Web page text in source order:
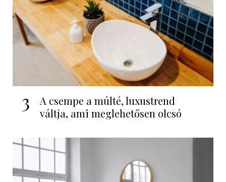
3
A csempe a múlté, luxustrend
váltja, ami meglehetősen olcsó